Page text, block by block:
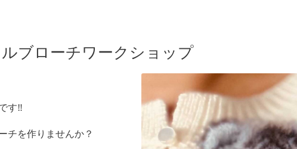
ブローチワークショップ
す‼️
チを作りませんか？